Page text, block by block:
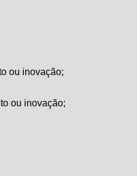
ou inovação;
ou inovação;